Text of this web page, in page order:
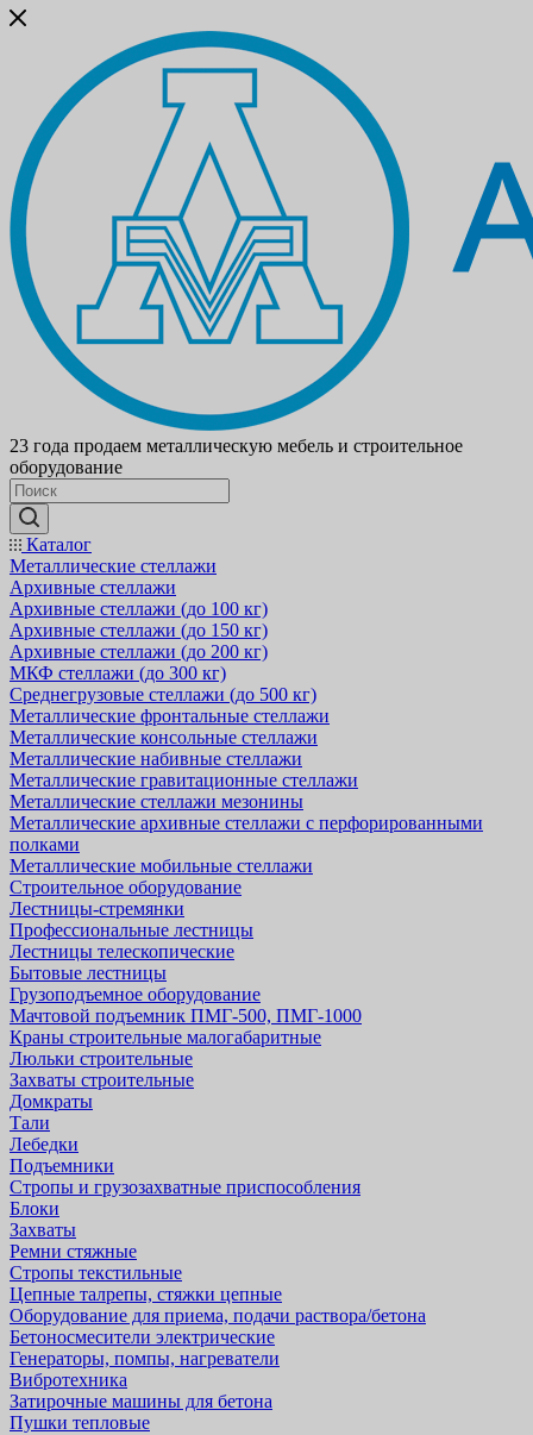
23 года продаем металлическую мебель и строительное
оборудование
Каталог
Металлические стеллажи
Архивные стеллажи
Архивные стеллажи (до 100 кг)
Архивные стеллажи (до 150 кг)
Архивные стеллажи (до 200 кг)
МКФ стеллажи (до 300 кг)
Среднегрузовые стеллажи (до 500 кг)
Металлические фронтальные стеллажи
Металлические консольные стеллажи
Металлические набивные стеллажи
Металлические гравитационные стеллажи
Металлические стеллажи мезонины
Металлические архивные стеллажи с перфорированными
полками
Металлические мобильные стеллажи
Строительное оборудование
Лестницы-стремянки
Профессиональные лестницы
Лестницы телескопические
Бытовые лестницы
Грузоподъемное оборудование
Мачтовой подъемник ПМГ-500, ПМГ-1000
Краны строительные малогабаритные
Люльки строительные
Захваты строительные
Домкраты
Тали
Лебедки
Подъемники
Стропы и грузозахватные приспособления
Блоки
Захваты
Ремни стяжные
Стропы текстильные
Цепные талрепы, стяжки цепные
Оборудование для приема, подачи раствора/бетона
Бетоносмесители электрические
Генераторы, помпы, нагреватели
Вибротехника
Затирочные машины для бетона
Пушки тепловые